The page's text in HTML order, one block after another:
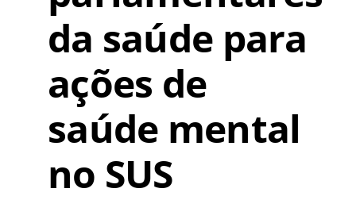
da saúde para
ações de
saúde mental
no SUS